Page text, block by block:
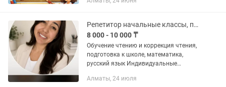
прочную базу знаний 📚 В программу
Репетитор начальные классы, подготовка к школе
8 000 - 10 000 ₸
Обучение чтению и коррекция чтения,
подготовка к школе, математика,
русский язык Индивидуальные
Алматы, 24 июля